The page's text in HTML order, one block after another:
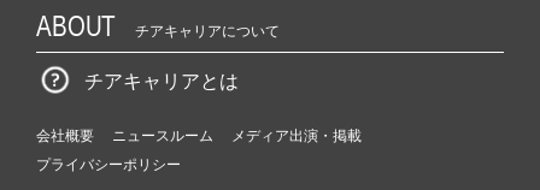
ABOUT チアキャリアについて
チアキャリアとは
会社概要 ニュースルーム
メディア出演・掲載
プライバシーポリシー